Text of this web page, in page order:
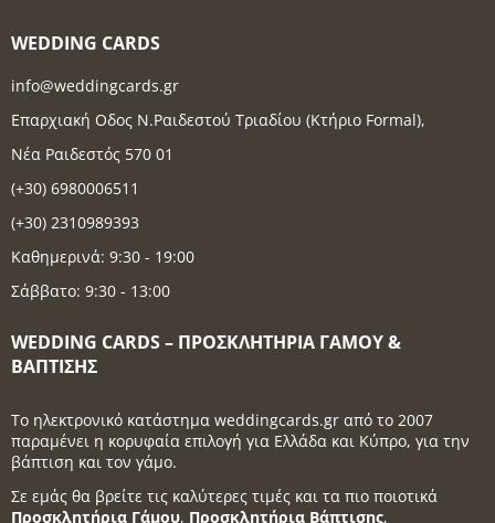
WEDDING CARDS
info@weddingcards.gr
Επαρχιακή Οδος Ν.Ραιδεστού Τριαδίου (Κτήριο Formal),
Νέα Ραιδεστός 570 01
(+30) 6980006511
(+30) 2310989393
Καθημερινά: 9:30 - 19:00
Σάββατο: 9:30 - 13:00
WEDDING CARDS – ΠΡΟΣΚΛΗΤΉΡΙΑ ΓΆΜΟΥ &
ΒΆΠΤΙΣΗΣ
Το ηλεκτρονικό κατάστημα weddingcards.gr από το 2007
παραμένει η κορυφαία επιλογή για Ελλάδα και Κύπρο, για την
βάπτιση και τον γάμο.
Σε εμάς θα βρείτε τις καλύτερες τιμές και τα πιο ποιοτικά
Προσκλητήρια Γάμου, Προσκλητήρια Βάπτισης,